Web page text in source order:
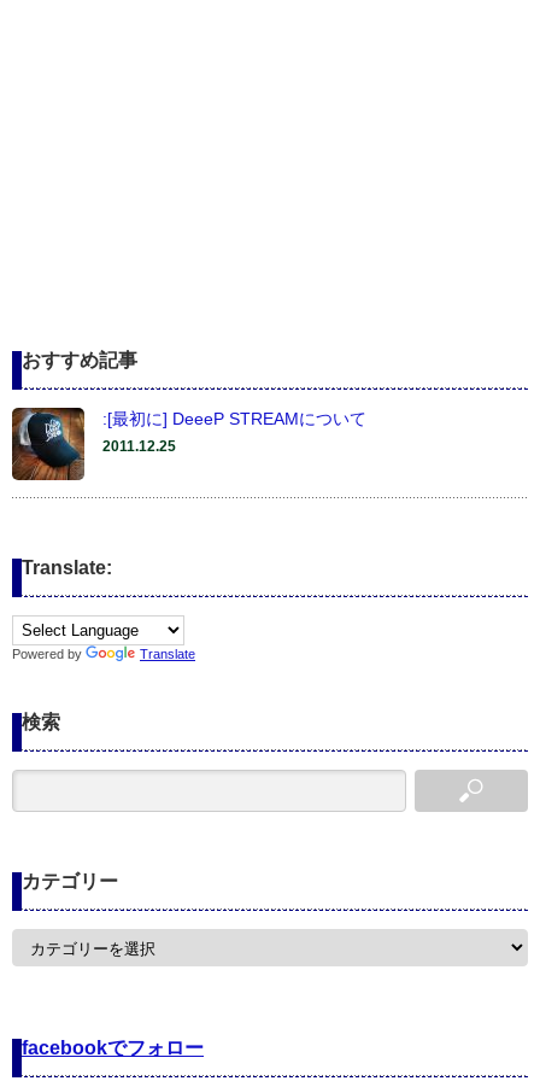
おすすめ記事
:[最初に] DeeeP STREAMについて
2011.12.25
Translate:
Powered by Translate
検索
カテゴリー
カ
facebookでフォロー